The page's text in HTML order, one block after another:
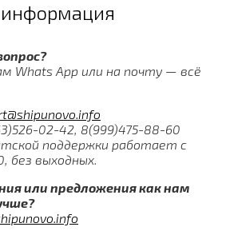
Whats App или на почту — всё
02-42, 8(999)475-88-60
поддержки работает с
без выходных.
или предложения как нам